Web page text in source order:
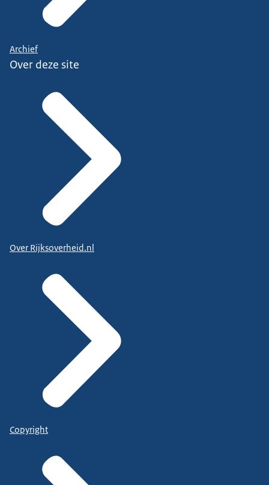
Archief
Over deze site
Over Rijksoverheid.nl
Copyright